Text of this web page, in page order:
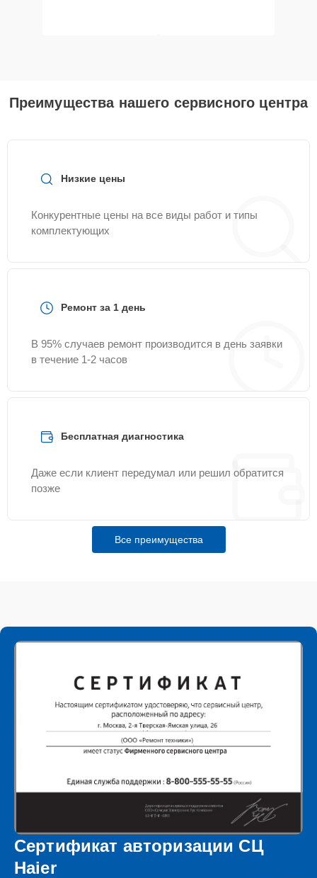
Преимущества нашего сервисного центра
Низкие цены
Конкурентные цены на все виды работ и типы
комплектующих
Ремонт за 1 день
В 95% случаев ремонт производится в день заявки
в течение 1-2 часов
Бесплатная диагностика
Даже если клиент передумал или решил обратится
позже
Все преимущества
Сертификат авторизации СЦ
Haier